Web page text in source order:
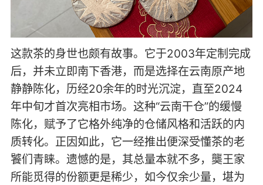
这款茶的身世也颇有故事。它于2003年定制完成
后，并未立即南下香港，而是选择在云南原产地
静静陈化，历经20余年的时光沉淀，直至2024
年中旬才首次亮相市场。这种“云南干仓”的缓慢
陈化，赋予了它格外纯净的仓储风格和活跃的内
质转化。正因如此，它一经推出便深受懂茶的老
饕们青睐。遗憾的是，其总量本就不多，龑王家
所能觅得的份额更是稀少，如今仅余少量，堪为